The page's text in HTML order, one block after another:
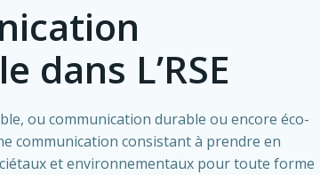
dans L’RSE
ou communication durable ou encore éco-
communication consistant à prendre en
et environnementaux pour toute forme